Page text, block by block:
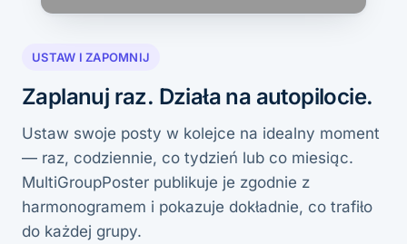
USTAW I ZAPOMNIJ
Zaplanuj raz. Działa na autopilocie.
Ustaw swoje posty w kolejce na idealny moment
— raz, codziennie, co tydzień lub co miesiąc.
MultiGroupPoster publikuje je zgodnie z
harmonogramem i pokazuje dokładnie, co trafiło
do każdej grupy.